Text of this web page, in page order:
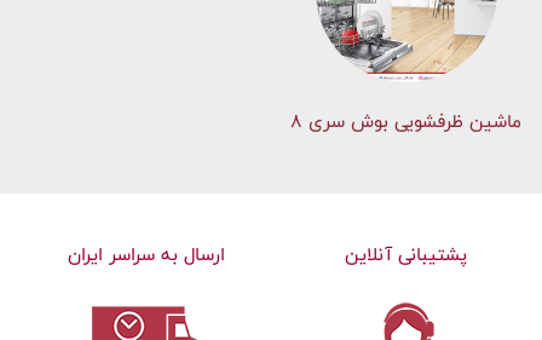
ماشین ظرفشویی بوش سری 8
پشتیبانی آنلاین ارسال به سراسر ایران